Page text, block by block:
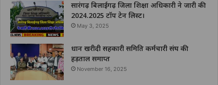
सारंगढ़ बिलाईगढ़ जिला शिक्षा अधिकारी ने जारी की
2024.2025 टॉप टेन लिस्ट।
May 3, 2025
धान खरीदी सहकारी समिति कर्मचारी संघ की
हड़ताल समाप्त
November 16, 2025